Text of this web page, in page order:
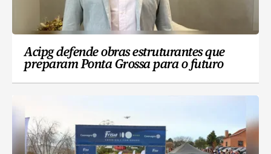
Acipg defende obras estruturantes que
preparam Ponta Grossa para o futuro